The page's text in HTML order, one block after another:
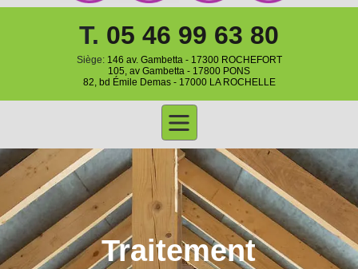
T. 05 46 99 63 80
Siège: 146 av. Gambetta - 17300 ROCHEFORT
105, av Gambetta - 17800 PONS
82, bd Émile Demas - 17000 LA ROCHELLE
Traitement